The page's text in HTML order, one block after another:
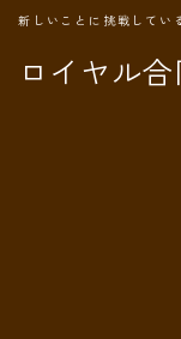
ロイヤル
新しいことに挑戦してい
MENU